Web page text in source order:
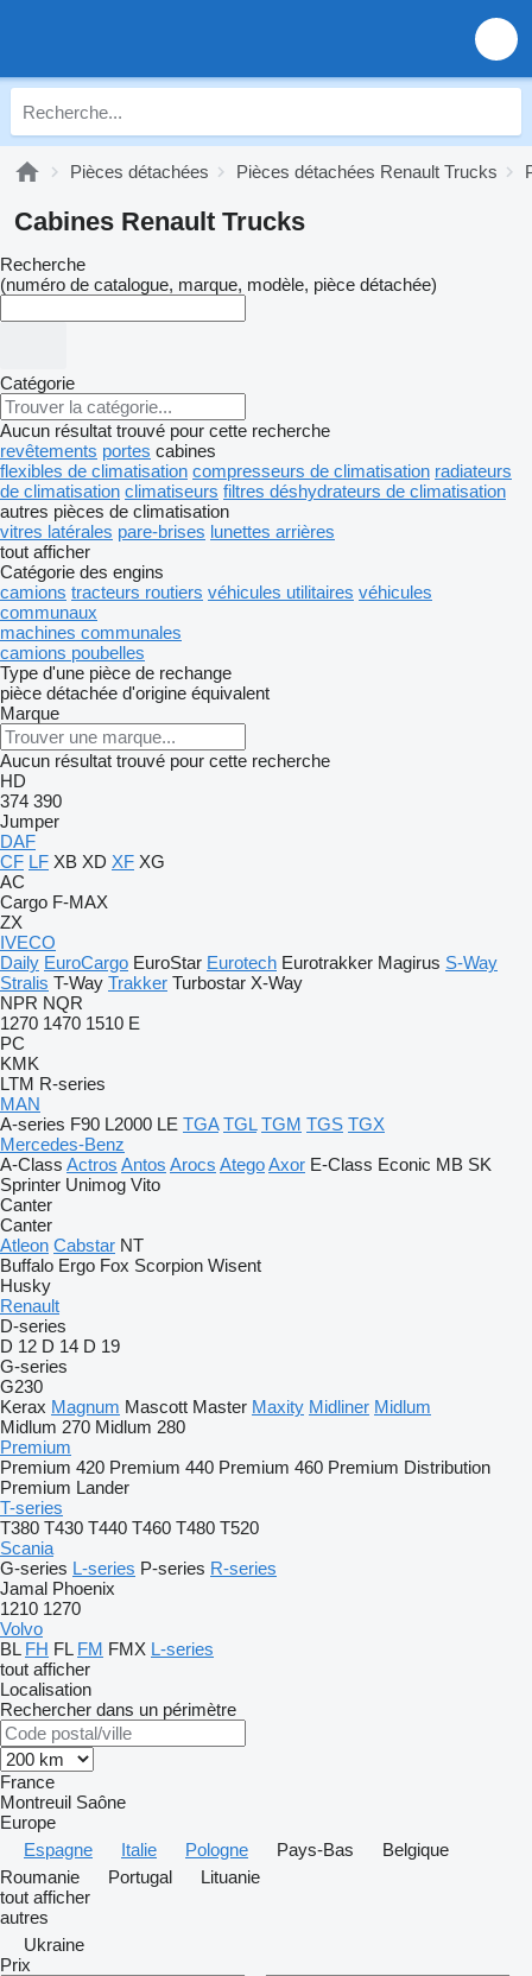
Pièces détachées Pièces détachées Renault Trucks
Cabines Renault Trucks
Recherche
(numéro de catalogue, marque, modèle, pièce détachée)
Catégorie
Aucun résultat trouvé pour cette recherche
revêtements portes cabines
flexibles de climatisation compresseurs de climatisation radiateurs
de climatisation climatiseurs filtres déshydrateurs de climatisation
autres pièces de climatisation
vitres latérales pare-brises lunettes arrières
tout afficher
Catégorie des engins
camions tracteurs routiers véhicules utilitaires véhicules
communaux
machines communales
camions poubelles
Type d'une pièce de rechange
pièce détachée d'origine équivalent
Marque
Aucun résultat trouvé pour cette recherche
HD
374 390
Jumper
DAF
CF LF XB XD XF XG
AC
Cargo F-MAX
ZX
IVECO
Daily EuroCargo EuroStar Eurotech Eurotrakker Magirus S-Way
Stralis T-Way Trakker Turbostar X-Way
NPR NQR
1270 1470 1510 E
PC
KMK
LTM R-series
MAN
A-series F90 L2000 LE TGA TGL TGM TGS TGX
Mercedes-Benz
A-Class Actros Antos Arocs AtegoAxor E-Class Econic MB SK
Sprinter Unimog Vito
Canter
Canter
Atleon Cabstar NT
Buffalo Ergo Fox Scorpion Wisent
Husky
Renault
D-series
D 12 D 14 D 19
G-series
G230
Kerax Magnum Mascott Master Maxity Midliner Midlum
Midlum 270 Midlum 280
Premium
Premium 420 Premium 440 Premium 460 Premium Distribution
Premium Lander
T-series
T380 T430 T440 T460 T480 T520
Scania
G-series L-series P-series R-series
Jamal Phoenix
1210 1270
Volvo
BL FH FL FM FMX L-series
tout afficher
Localisation
Rechercher dans un périmètre
France
Montreuil Saône
Europe
Espagne
Italie Pologne Pays-Bas
Belgique
Roumanie
Portugal
Lituanie
tout afficher
autres
Ukraine
Prix